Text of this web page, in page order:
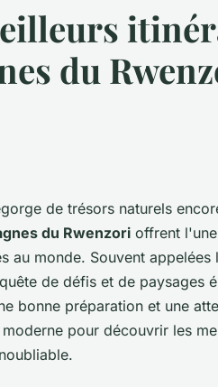
du
de trésors naturels
du Rwenzori offrent
au monde. Souvent appelées
de défis et de paysages
bonne préparation et une
pour découvrir les